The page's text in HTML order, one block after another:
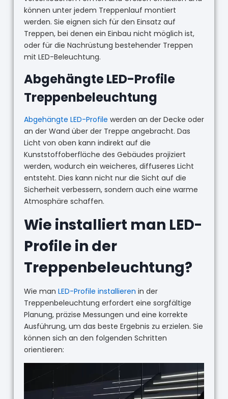
können unter jedem Treppenlauf montiert
werden. Sie eignen sich für den Einsatz auf
Treppen, bei denen ein Einbau nicht möglich ist,
oder für die Nachrüstung bestehender Treppen
mit LED-Beleuchtung.
Abgehängte LED-Profile
Treppenbeleuchtung
Abgehängte LED-Profile werden an der Decke oder
an der Wand über der Treppe angebracht. Das
Licht von oben kann indirekt auf die
Kunststoffoberfläche des Gebäudes projiziert
werden, wodurch ein weicheres, diffuseres Licht
entsteht. Dies kann nicht nur die Sicht auf die
Sicherheit verbessern, sondern auch eine warme
Atmosphäre schaffen.
Wie installiert man LED-
Profile in der
Treppenbeleuchtung?
Wie man LED-Profile installieren in der
Treppenbeleuchtung erfordert eine sorgfältige
Planung, präzise Messungen und eine korrekte
Ausführung, um das beste Ergebnis zu erzielen. Sie
können sich an den folgenden Schritten
orientieren: